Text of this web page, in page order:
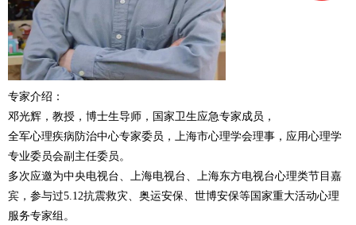
专家介绍：
邓光辉，教授，博士生导师，国家卫生应急专家成员，
全军心理疾病防治中心专家委员，上海市心理学会理事，应用心理学
专业委员会副主任委员。
多次应邀为中央电视台、上海电视台、上海东方电视台心理类节目嘉
宾，参与过5.12抗震救灾、奥运安保、世博安保等国家重大活动心理
服务专家组。